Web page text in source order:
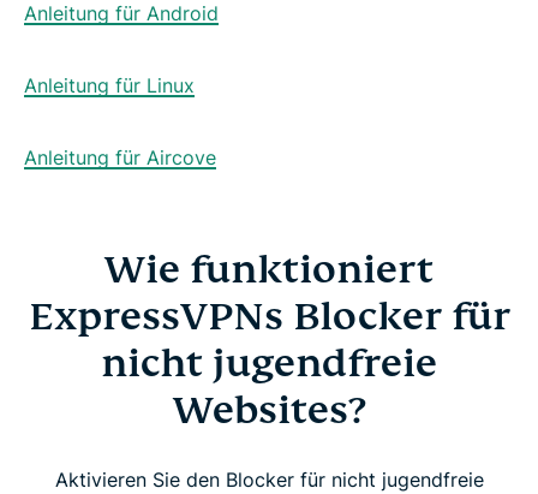
Anleitung für Android
Anleitung für Linux
Anleitung für Aircove
Wie funktioniert
ExpressVPNs Blocker für
nicht jugendfreie
Websites?
Aktivieren Sie den Blocker für nicht jugendfreie